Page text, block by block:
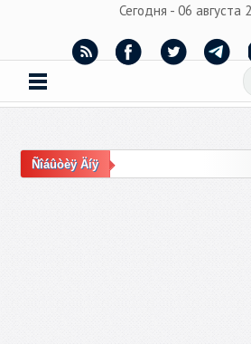
Сегодня - 06 августа
Ñîáûòèÿ Äíÿ